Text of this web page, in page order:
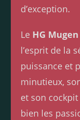
d’exception.
Le HG Mugen
l’esprit de la
puissance et
minutieux,
et son
bien les